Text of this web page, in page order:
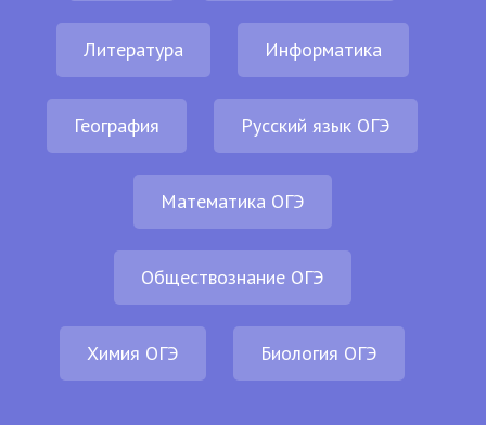
Литература Информатика
География Русский язык ОГЭ
Математика ОГЭ
Обществознание ОГЭ
Химия ОГЭ Биология ОГЭ